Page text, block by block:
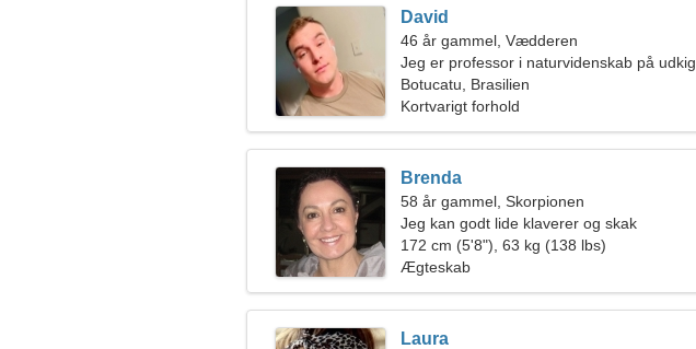
David
46 år gammel, Vædderen
Jeg er professor i naturvidenskab på udkig
efter en venlig kvinde
Botucatu, Brasilien
Kortvarigt forhold
Brenda
58 år gammel, Skorpionen
Jeg kan godt lide klaverer og skak
172 cm (5'8"), 63 kg (138 lbs)
Ægteskab
Laura